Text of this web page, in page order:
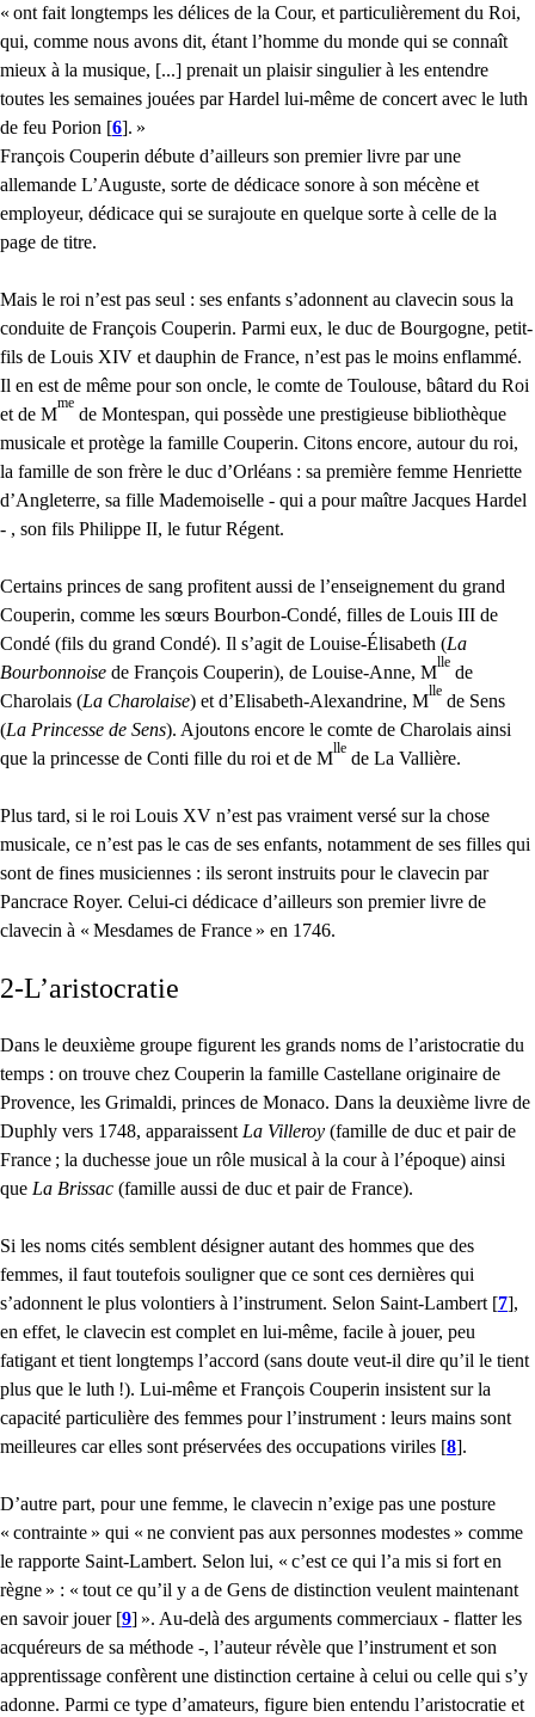
« ont fait longtemps les délices de la Cour, et particulièrement du Roi,
qui, comme nous avons dit, étant l’homme du monde qui se connaît
mieux à la musique, [...] prenait un plaisir singulier à les entendre
toutes les semaines jouées par Hardel lui-même de concert avec le luth
de feu Porion [6]. »
François Couperin débute d’ailleurs son premier livre par une
allemande L’Auguste, sorte de dédicace sonore à son mécène et
employeur, dédicace qui se surajoute en quelque sorte à celle de la
page de titre.
Mais le roi n’est pas seul : ses enfants s’adonnent au clavecin sous la
conduite de François Couperin. Parmi eux, le duc de Bourgogne, petit-
fils de Louis XIV et dauphin de France, n’est pas le moins enflammé.
Il en est de même pour son oncle, le comte de Toulouse, bâtard du Roi
et de M
me
de Montespan, qui possède une prestigieuse bibliothèque
musicale et protège la famille Couperin. Citons encore, autour du roi,
la famille de son frère le duc d’Orléans : sa première femme Henriette
d’Angleterre, sa fille Mademoiselle - qui a pour maître Jacques Hardel
- , son fils Philippe II, le futur Régent.
Certains princes de sang profitent aussi de l’enseignement du grand
Couperin, comme les sœurs Bourbon-Condé, filles de Louis III de
Condé (fils du grand Condé). Il s’agit de Louise-Élisabeth (La
Bourbonnoise de François Couperin), de Louise-Anne, M
lle
de
Charolais (La Charolaise) et d’Elisabeth-Alexandrine, M
lle
de Sens
(La Princesse de Sens). Ajoutons encore le comte de Charolais ainsi
que la princesse de Conti fille du roi et de M
lle
de La Vallière.
Plus tard, si le roi Louis XV n’est pas vraiment versé sur la chose
musicale, ce n’est pas le cas de ses enfants, notamment de ses filles qui
sont de fines musiciennes : ils seront instruits pour le clavecin par
Pancrace Royer. Celui-ci dédicace d’ailleurs son premier livre de
clavecin à « Mesdames de France » en 1746.
2-L’aristocratie
Dans le deuxième groupe figurent les grands noms de l’aristocratie du
temps : on trouve chez Couperin la famille Castellane originaire de
Provence, les Grimaldi, princes de Monaco. Dans la deuxième livre de
Duphly vers 1748, apparaissent La Villeroy (famille de duc et pair de
France ; la duchesse joue un rôle musical à la cour à l’époque) ainsi
que La Brissac (famille aussi de duc et pair de France).
Si les noms cités semblent désigner autant des hommes que des
femmes, il faut toutefois souligner que ce sont ces dernières qui
s’adonnent le plus volontiers à l’instrument. Selon Saint-Lambert [7],
en effet, le clavecin est complet en lui-même, facile à jouer, peu
fatigant et tient longtemps l’accord (sans doute veut-il dire qu’il le tient
plus que le luth !). Lui-même et François Couperin insistent sur la
capacité particulière des femmes pour l’instrument : leurs mains sont
meilleures car elles sont préservées des occupations viriles [8].
D’autre part, pour une femme, le clavecin n’exige pas une posture
« contrainte » qui « ne convient pas aux personnes modestes » comme
le rapporte Saint-Lambert. Selon lui, « c’est ce qui l’a mis si fort en
règne » : « tout ce qu’il y a de Gens de distinction veulent maintenant
en savoir jouer[9] ». Au-delà des arguments commerciaux - flatter les
acquéreurs de sa méthode -, l’auteur révèle que l’instrument et son
apprentissage confèrent une distinction certaine à celui ou celle qui s’y
adonne. Parmi ce type d’amateurs, figure bien entendu l’aristocratie et